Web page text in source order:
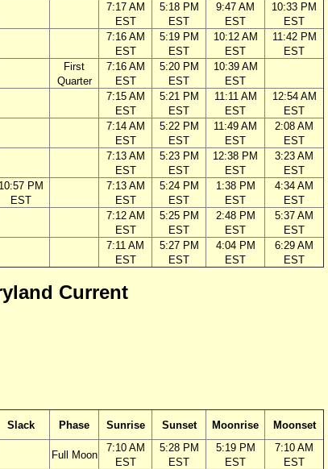
7:17 AM
EST
5:18 PM
EST
9:47 AM
EST
10:33 PM
EST
7:16 AM
EST
5:19 PM
EST
10:12 AM
EST
11:42 PM
EST
First
Quarter
7:16 AM
EST
5:20 PM
EST
10:39 AM
EST
7:15 AM
EST
5:21 PM
EST
11:11 AM
EST
12:54 AM
EST
7:14 AM
EST
5:22 PM
EST
11:49 AM
EST
2:08 AM
EST
7:13 AM
EST
5:23 PM
EST
12:38 PM
EST
3:23 AM
EST
10:57 PM
EST
7:13 AM
EST
5:24 PM
EST
1:38 PM
EST
4:34 AM
EST
7:12 AM
EST
5:25 PM
EST
2:48 PM
EST
5:37 AM
EST
7:11 AM
EST
5:27 PM
EST
4:04 PM
EST
6:29 AM
EST
Current
Slack Phase Sunrise Sunset Moonrise
Moonset
Full Moon
7:10 AM
EST
5:28 PM
EST
5:19 PM
EST
7:10 AM
EST